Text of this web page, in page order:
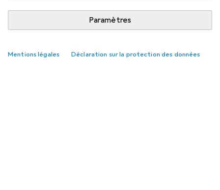
Paramètres
Mentions légales Déclaration sur la protection des données